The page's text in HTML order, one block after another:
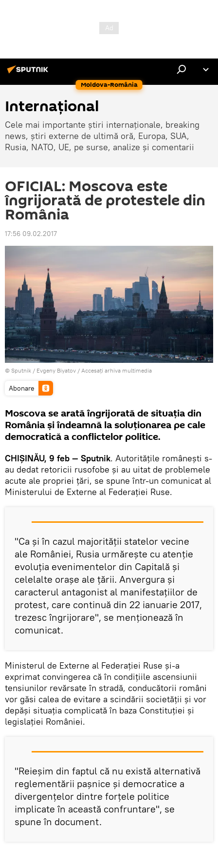
Moldova-România
Internaţional
Cele mai importante știri internaționale, breaking
news, știri externe de ultimă oră, Europa, SUA,
Rusia, NATO, UE, pe surse, analize și comentarii
OFICIAL: Moscova este
îngrijorată de protestele din
România
17:56 09.02.2017
© Sputnik / Evgeny Biyatov / Accesați arhiva multimedia
Abonare
Moscova se arată îngrijorată de situația din
România și îndeamnă la soluționarea pe cale
democratică a conflictelor politice.
CHIȘINĂU, 9 feb — Sputnik. Autoritățile românești s-
au dedat retoricii rusofobe și au uitat de problemele
acute ale propriei țări, se spune într-un comunicat al
Ministerului de Externe al Federației Ruse.
"Ca și în cazul majorității statelor vecine
ale României, Rusia urmărește cu atenție
evoluția evenimentelor din Capitală și
celelalte orașe ale țării. Anvergura și
caracterul antagonist al manifestațiilor de
protest, care continuă din 22 ianuarie 2017,
trezesc îngrijorare", se menționează în
comunicat.
Ministerul de Externe al Federației Ruse și-a
exprimat convingerea că în condițiile ascensiunii
tensiunilor revărsate în stradă, conducătorii români
vor găsi calea de evitare a scindării societății și vor
depăși situația complicată în baza Constituției și
legislației României.
"Reieșim din faptul că nu există alternativă
reglementării pașnice și democratice a
divergențelor dintre forțele politice
implicate în această confruntare", se
spune în document.